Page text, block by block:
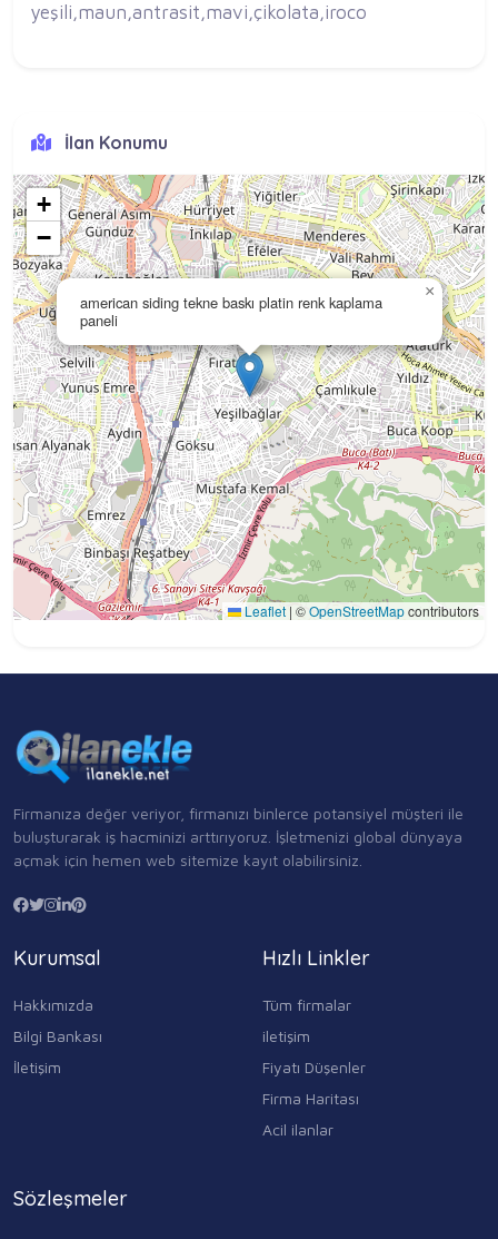
yeşili,maun,antrasit,mavi,çikolata,iroco
İlan Konumu
american siding tekne baskı platin renk kaplama
paneli
×
+
−
Leaflet | ©OpenStreetMapcontributors
Firmanıza değer veriyor, firmanızı binlerce potansiyel müşteri ile
buluşturarak iş hacminizi arttırıyoruz. İşletmenizi global dünyaya
açmak için hemen web sitemize kayıt olabilirsiniz.
Kurumsal
Hakkımızda
Bilgi Bankası
İletişim
Hızlı Linkler
Tüm firmalar
iletişim
Fiyatı Düşenler
Firma Haritası
Acil ilanlar
Sözleşmeler